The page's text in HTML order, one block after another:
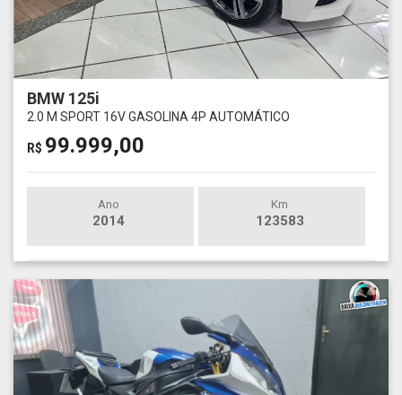
BMW 125i
2.0 M SPORT 16V GASOLINA 4P AUTOMÁTICO
R$ 99.999,00
Ano
2014
Km
123583